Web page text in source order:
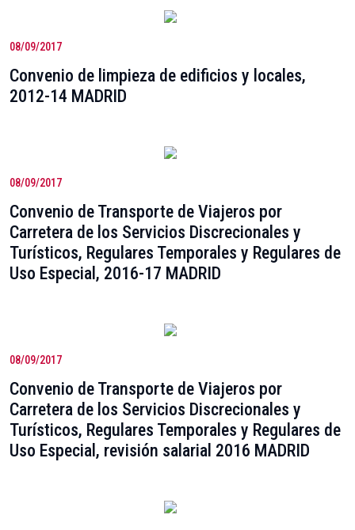
08/09/2017
Convenio de limpieza de edificios y locales,
2012-14 MADRID
08/09/2017
Convenio de Transporte de Viajeros por
Carretera de los Servicios Discrecionales y
Turísticos, Regulares Temporales y Regulares de
Uso Especial, 2016-17 MADRID
08/09/2017
Convenio de Transporte de Viajeros por
Carretera de los Servicios Discrecionales y
Turísticos, Regulares Temporales y Regulares de
Uso Especial, revisión salarial 2016 MADRID